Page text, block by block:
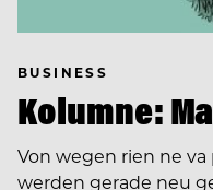
BUSINESS
Kolumne:
Von wegen rien ne va
werden gerade neu